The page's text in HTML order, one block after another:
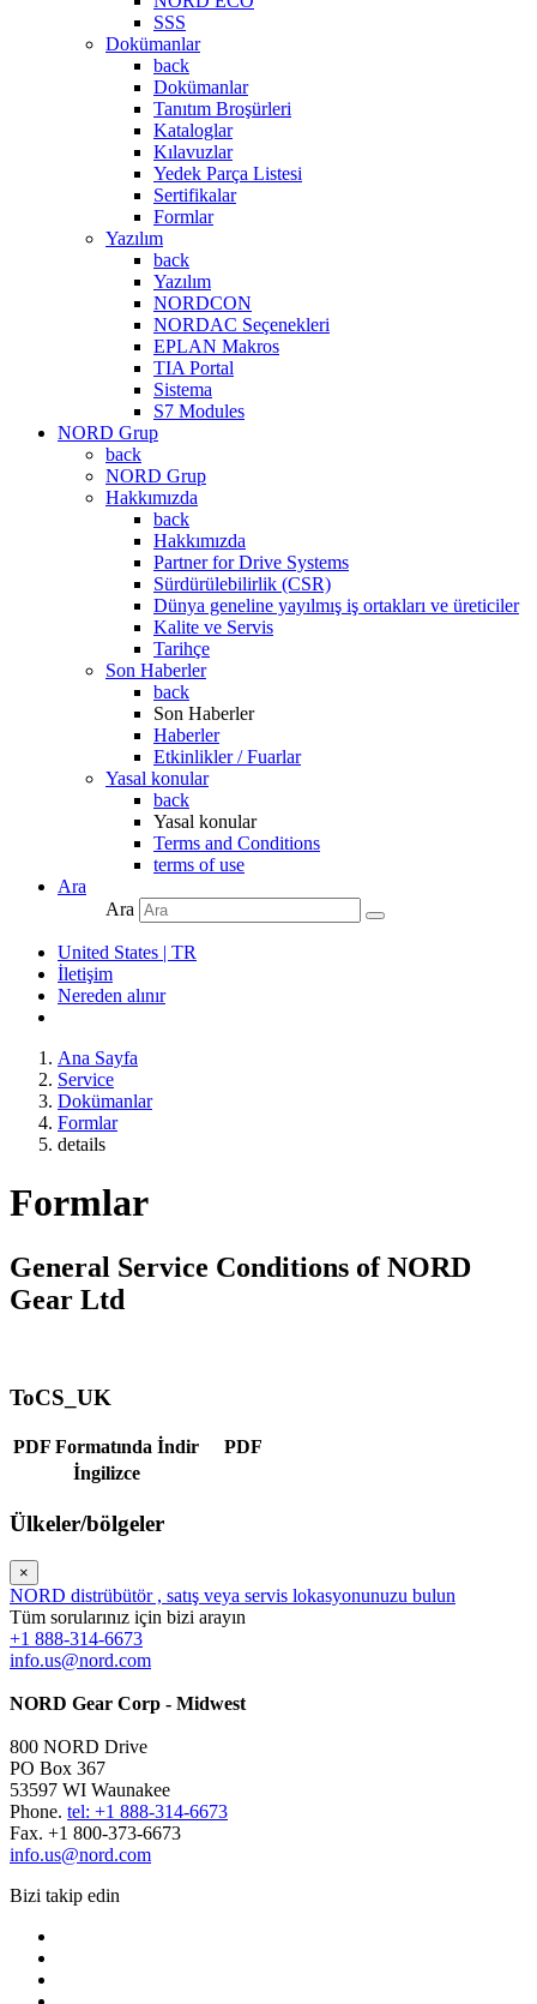
SSS
Dokümanlar
back
Dokümanlar
Tanıtım Broşürleri
Kataloglar
Kılavuzlar
Yedek Parça Listesi
Sertifikalar
Formlar
Yazılım
back
Yazılım
NORDCON
NORDAC Seçenekleri
EPLAN Makros
TIA Portal
Sistema
S7 Modules
NORD Grup
back
NORD Grup
Hakkımızda
back
Hakkımızda
Partner for Drive Systems
Sürdürülebilirlik (CSR)
Dünya geneline yayılmış iş ortakları ve üreticiler
Kalite ve Servis
Tarihçe
Son Haberler
back
Son Haberler
Haberler
Etkinlikler / Fuarlar
Yasal konular
back
Yasal konular
Terms and Conditions
terms of use
Ara
Ara
United States | TR
İletişim
Nereden alınır
Ana Sayfa
Service
Dokümanlar
Formlar
details
Formlar
General Service Conditions of NORD
Gear Ltd
ToCS_UK
PDF Formatında İndir
PDF
İngilizce
Ülkeler/bölgeler
×
NORD distrübütör , satış veya servis lokasyonunuzu bulun
Tüm sorularınız için bizi arayın
+1 888-314-6673
info.us@nord.com
NORD Gear Corp - Midwest
800 NORD Drive
PO Box 367
53597 WI Waunakee
Phone. tel: +1 888-314-6673
Fax. +1 800-373-6673
info.us@nord.com
Bizi takip edin